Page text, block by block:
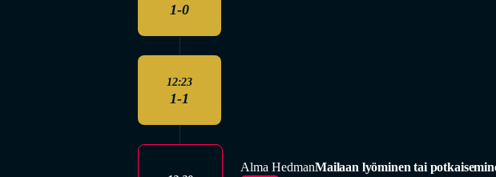
1-0
12:23
1-1
Alma HedmanMailaan lyöminen tai